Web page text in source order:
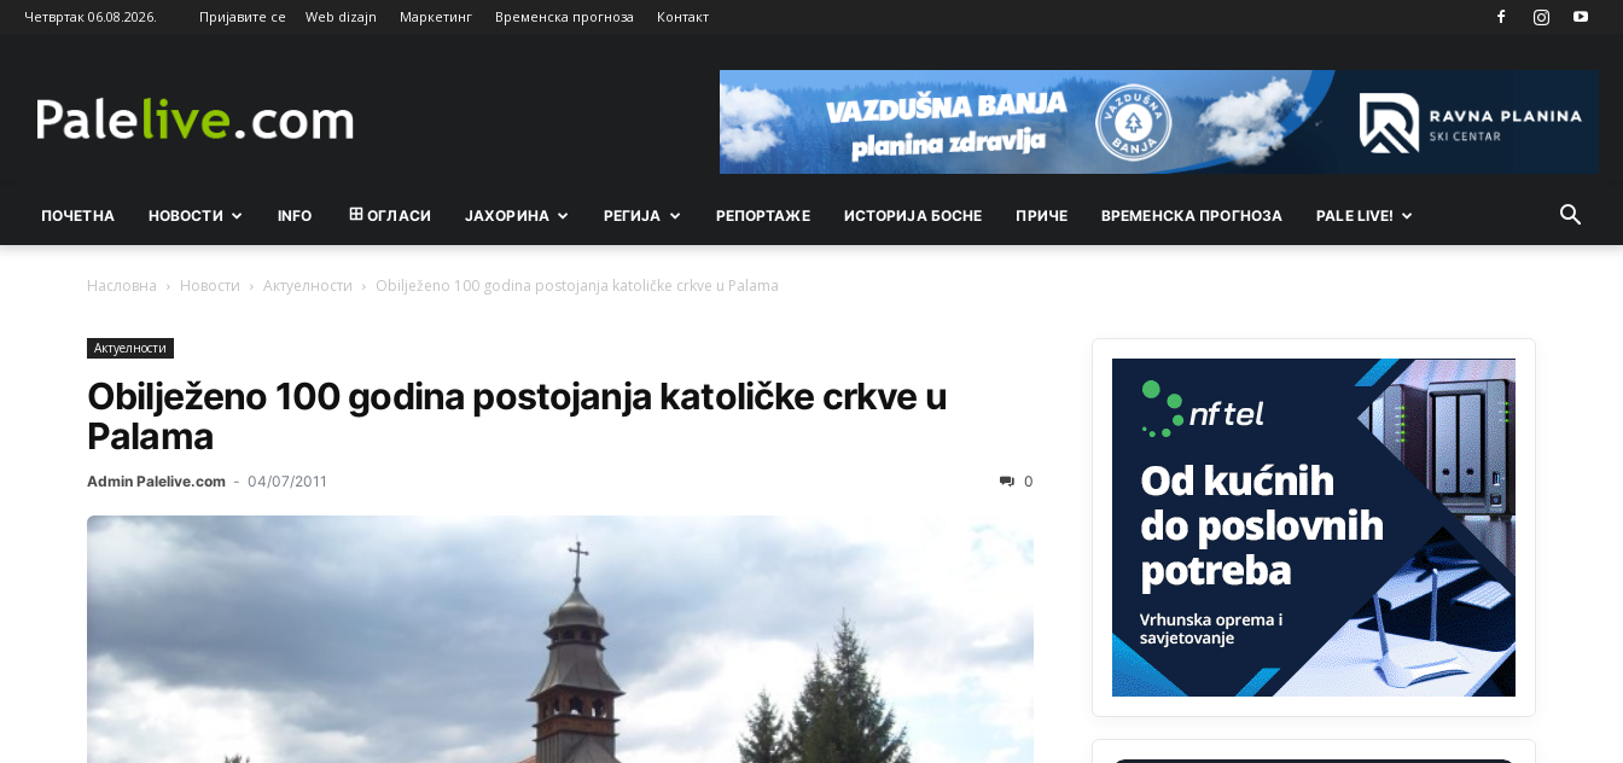
Четвртак 06.08.2026. Пријавите се Web dizajn Маркетинг Временска прогноза Контакт
ПОЧЕТНА НОВОСТИ INFO ОГЛАСИ ЈАХОРИНА РEГИЈА РEПОРТАЖE ИСТОРИЈА БОСНЕ ПРИЧЕ ВРEМEНСКА ПРОГНОЗА PALE LIVE!
Насловна Новости Актуeлности Obilježeno 100 godina postojanja katoličke crkve u Palama
Актуeлности
Obilježeno 100 godina postojanja katoličke crkve u
Palama
Admin Palelive.com - 04/07/2011 0
Анонимно2798926 јуче 11:17
Neka ste Vi građanin da nas produhovite!
Анонимно2798926 јуче
Анонимно2798926 јуче 11:21
Анонимно2801833 јуче 12:28
yбиће га Били као зеца
Sto bogatiji-to skrtiji,sto tisi-to opasniji,sto
pricivljiviji-to gluplji,sto ljepsi-to razmazaniji,sto
emotivniji-to iskreniji,sto jaci- to bezdusniji,sto
sladji u govoru-to veci prevarant...
Mnogi nesposobni ljudi su daleko dogurali. Ko je
nesposoban može raditi sve. Sposobni rade
samo ono što znaju.
Анонимно2022778 јуче 3:59